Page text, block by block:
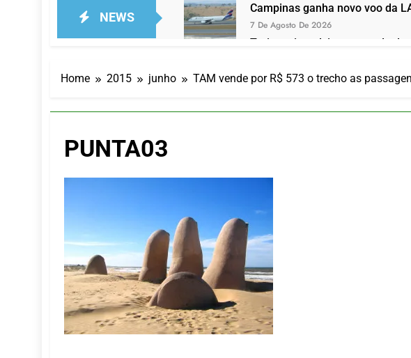
NEWS
Campinas ganha novo voo da
7 De Agosto De 2026
Turismo impulsiona recorde de
Hotel Premium Campinas
Executivo com carreira
Azul retoma voos diretos entre
Home 2015 junho TAM vende por R$ 573 o trecho as
PUNTA03